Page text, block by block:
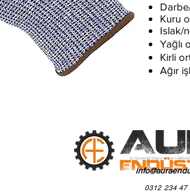
Kuru
Islak/
Yağlı
Kirli
Ağır
İş Güvenliği Ekipmanları
0312 234 47